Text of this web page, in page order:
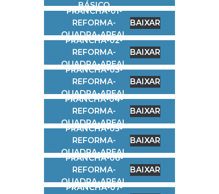
BÁSICO
PRANCHA-01-
REFORMA-
QUADRA-AREAL
BAIXAR
PRANCHA-02-
REFORMA-
QUADRA-AREAL
BAIXAR
PRANCHA-03-
REFORMA-
QUADRA-AREAL
BAIXAR
PRANCHA-04-
REFORMA-
QUADRA-AREAL
BAIXAR
PRANCHA-05-
REFORMA-
QUADRA-AREAL
BAIXAR
PRANCHA-06-
REFORMA-
QUADRA-AREAL
BAIXAR
PRANCHA-07-